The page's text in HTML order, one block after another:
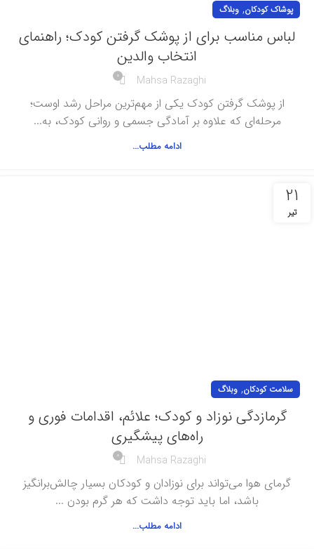
پوشاک کودکان, وبلاگ
لباس مناسب برای از پوشک گرفتن کودک؛ راهنمای
انتخاب والدین
Mahsa Razaghi
0
از پوشک گرفتن کودک یکی از مهم‌ترین مراحل رشد اوست؛
مرحله‌ای که علاوه بر آمادگی جسمی و روانی کودک، به...
ادامه مطلب...
21
تیر
سلامت کودکان, وبلاگ
گرمازدگی نوزاد و کودک؛ علائم، اقدامات فوری و
راه‌های پیشگیری
Mahsa Razaghi
0
گرمای هوا می‌تواند برای نوزادان و کودکان بسیار چالش‌برانگیز
باشد، اما باید توجه داشت که هر گرم بودن ...
ادامه مطلب...